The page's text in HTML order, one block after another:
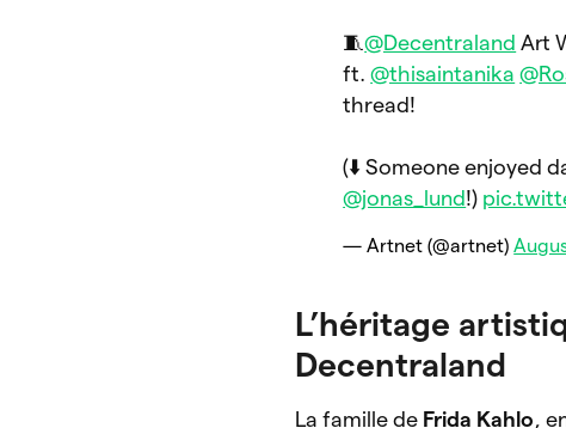
🧵@Decentraland Art
ft.@thisaintanika
thread!
(⬇️ Someone enjoyed
@jonas_lund!)
— Artnet (@artnet)
L’héritage
Decentraland
La famille de Frida Kahlo,